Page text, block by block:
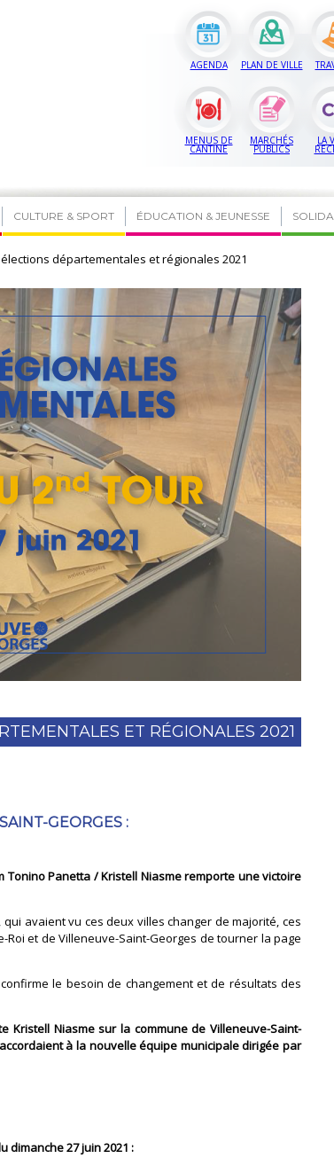
AGENDA PLAN DE VILLE
MENUS DE
CANTINE
MARCHÉS
PUBLICS
LA
CULTURE & SPORT ÉDUCATION & JEUNESSE
départementales et régionales 2021
ET RÉGIONALES 2021
GEORGES :
Tonino Panetta / Kristell Niasme remporte une victoire
avaient vu ces deux villes changer de majorité, ces
et de Villeneuve-Saint-Georges de tourner la page
le besoin de changement et de résultats des
Kristell Niasme sur la commune de Villeneuve-Saint-
à la nouvelle équipe municipale dirigée par
dimanche 27 juin 2021 :